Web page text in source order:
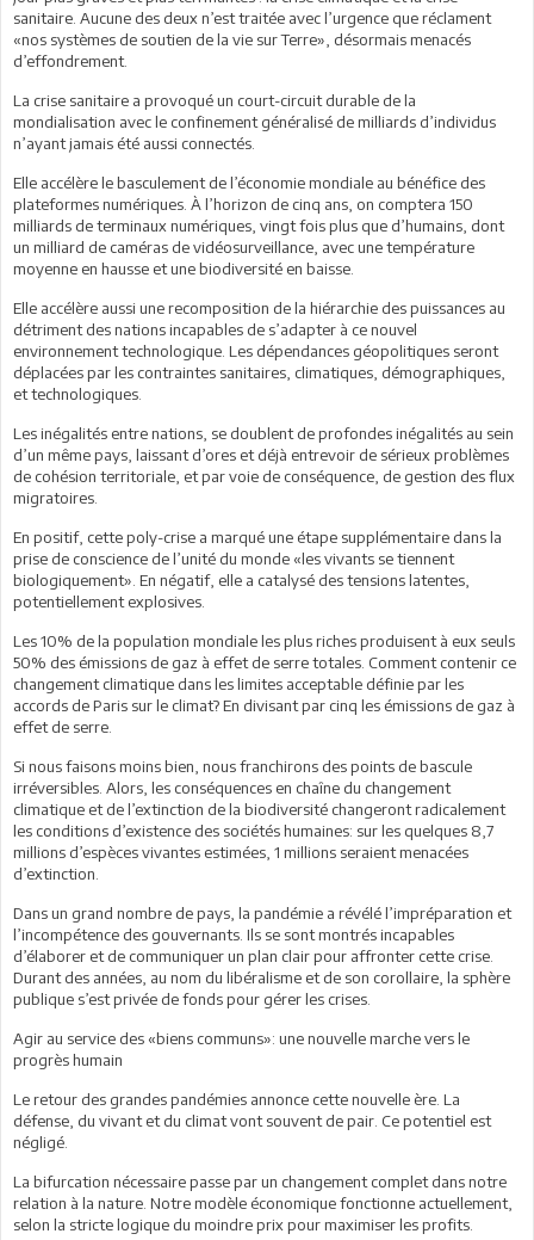
sanitaire. Aucune des deux n’est traitée avec l’urgence que réclament
«nos systèmes de soutien de la vie sur Terre», désormais menacés
d’effondrement.
La crise sanitaire a provoqué un court-circuit durable de la
mondialisation avec le confinement généralisé de milliards d’individus
n’ayant jamais été aussi connectés.
Elle accélère le basculement de l’économie mondiale au bénéfice des
plateformes numériques. À l’horizon de cinq ans, on comptera 150
milliards de terminaux numériques, vingt fois plus que d’humains, dont
un milliard de caméras de vidéosurveillance, avec une température
moyenne en hausse et une biodiversité en baisse.
Elle accélère aussi une recomposition de la hiérarchie des puissances au
détriment des nations incapables de s’adapter à ce nouvel
environnement technologique. Les dépendances géopolitiques seront
déplacées par les contraintes sanitaires, climatiques, démographiques,
et technologiques.
Les inégalités entre nations, se doublent de profondes inégalités au sein
d’un même pays, laissant d’ores et déjà entrevoir de sérieux problèmes
de cohésion territoriale, et par voie de conséquence, de gestion des flux
migratoires.
En positif, cette poly-crise a marqué une étape supplémentaire dans la
prise de conscience de l’unité du monde «les vivants se tiennent
biologiquement». En négatif, elle a catalysé des tensions latentes,
potentiellement explosives.
Les 10% de la population mondiale les plus riches produisent à eux seuls
50% des émissions de gaz à effet de serre totales. Comment contenir ce
changement climatique dans les limites acceptable définie par les
accords de Paris sur le climat? En divisant par cinq les émissions de gaz à
effet de serre.
Si nous faisons moins bien, nous franchirons des points de bascule
irréversibles. Alors, les conséquences en chaîne du changement
climatique et de l’extinction de la biodiversité changeront radicalement
les conditions d’existence des sociétés humaines: sur les quelques 8,7
millions d’espèces vivantes estimées, 1 millions seraient menacées
d’extinction.
Dans un grand nombre de pays, la pandémie a révélé l’impréparation et
l’incompétence des gouvernants. Ils se sont montrés incapables
d’élaborer et de communiquer un plan clair pour affronter cette crise.
Durant des années, au nom du libéralisme et de son corollaire, la sphère
publique s’est privée de fonds pour gérer les crises.
Agir au service des «biens communs»: une nouvelle marche vers le
progrès humain
Le retour des grandes pandémies annonce cette nouvelle ère. La
défense, du vivant et du climat vont souvent de pair. Ce potentiel est
négligé.
La bifurcation nécessaire passe par un changement complet dans notre
relation à la nature. Notre modèle économique fonctionne actuellement,
selon la stricte logique du moindre prix pour maximiser les profits.